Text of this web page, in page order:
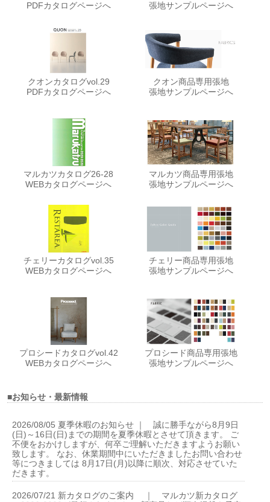
PDFカタログページへ
張地サンプルページへ
クオンカタログvol.29
PDFカタログページへ
クオン商品専用張地
張地サンプルページへ
マルカツカタログ26-28
WEBカタログページへ
マルカツ商品専用張地
張地サンプルページへ
チェリーカタログvol.35
WEBカタログページへ
チェリー商品専用張地
張地サンプルページへ
プロシードカタログvol.42
WEBカタログページへ
プロシード商品専用張地
張地サンプルページへ
■お知らせ・最新情報